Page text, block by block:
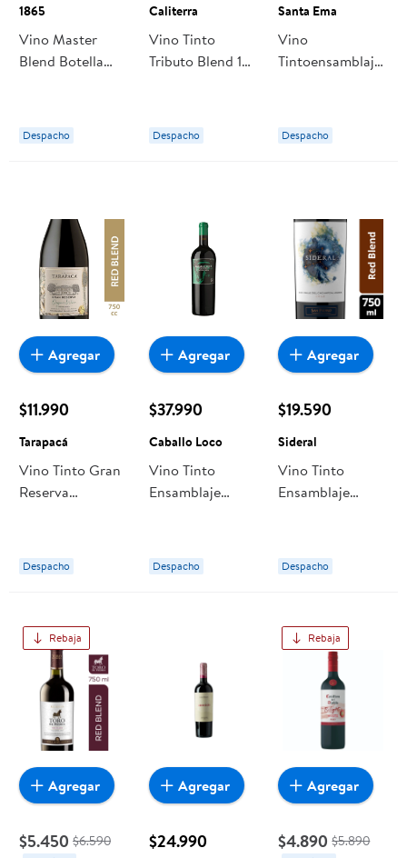
1865
Vino Master
Blend Botella
Despacho
Caliterra
Vino Tinto
Tributo Blend 12°
Despacho
Santa Ema
Vino
Tintoensamblaje
Santa Ema
Despacho
$11.990
Tarapacá
Vino Tinto Gran
Reserva
cc Tarapacá
Despacho
Agregar
$37.990
Caballo Loco
Vino Tinto
Ensamblaje
13.5° Botella 750
ml Caballo Loco
Despacho
Agregar
$19.590
Sideral
Vino Tinto
Ensamblaje
Sideral
Despacho
Agregar
Rebaja
$5.450 $6.590
Agregar
$24.990
Agregar
Rebaja
$4.890 $5.890
Agregar